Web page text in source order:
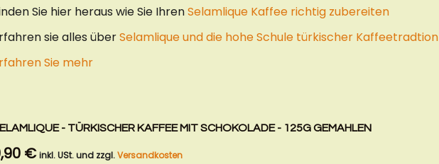
Sie hier heraus wie Sie IhrenSelamlique Kaffee richtig zubereiten
sie alles überSelamlique und die hohe Schule türkischer Kaffeetradtion
Sie mehr
- TÜRKISCHER KAFFEE MIT SCHOKOLADE - 125G GEMAHLEN
€ inkl. USt. und zzgl.Versandkosten